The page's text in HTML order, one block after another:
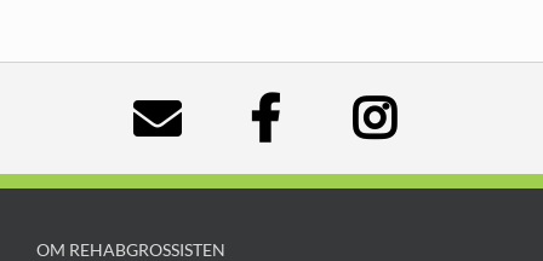
OM REHABGROSSISTEN